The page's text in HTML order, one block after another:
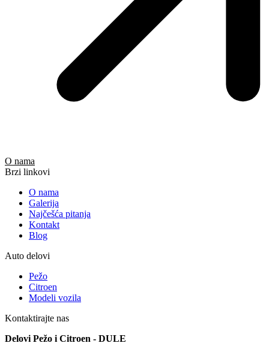
O nama
Brzi linkovi
O nama
Galerija
Najčešća pitanja
Kontakt
Blog
Auto delovi
Pežo
Citroen
Modeli vozila
Kontaktirajte nas
Delovi Pežo i Citroen - DULE